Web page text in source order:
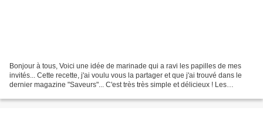
Bonjour à tous, Voici une idée de marinade qui a ravi les papilles de mes
invités... Cette recette, j'ai voulu vous la partager et que j'ai trouvé dans le
dernier magazine "Saveurs"... C'est très très simple et délicieux ! Les